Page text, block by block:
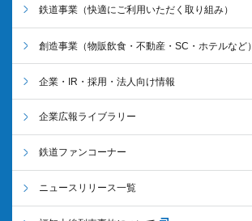
鉄道事業 （快適にご利用いただく取り組み）
創造事業 （物販飲食・不動産・SC・ホテルなど）
企業・IR・採用・法人向け情報
企業広報ライブラリー
鉄道ファンコーナー
ニュースリリース一覧